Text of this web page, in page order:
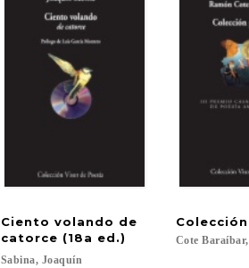
Ciento volando de
catorce (18a ed.)
Sabina, Joaquín
Colección
Cote Baraíbar,